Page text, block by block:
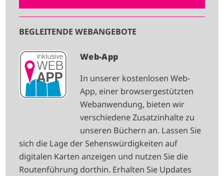
BEGLEITENDE WEBANGEBOTE
I
M
G
Web-App
In unserer kostenlosen Web-
App, einer browsergestützten
Webanwendung, bieten wir
verschiedene Zusatzinhalte zu
unseren Büchern an. Lassen Sie
sich die Lage der Sehenswürdigkeiten auf
digitalen Karten anzeigen und nutzen Sie die
Routenführung dorthin. Erhalten Sie Updates